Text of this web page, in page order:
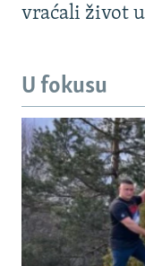
vraćali život
U fokusu